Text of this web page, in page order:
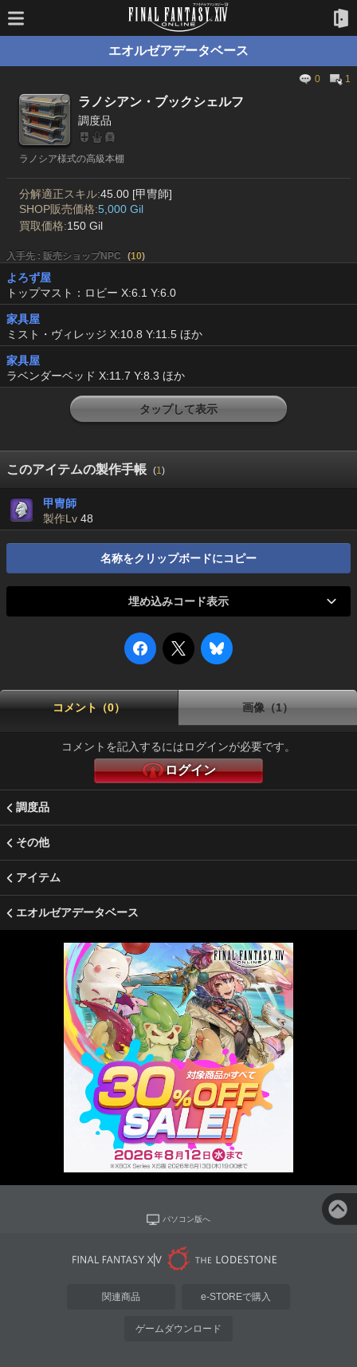
エオルゼアデータベース
0 1
ラノシアン・ブックシェルフ
調度品
ラノシア様式の高級本棚
分解適正スキル:45.00 [甲冑師]
SHOP販売価格:5,000 Gil
買取価格:150 Gil
入手先 : 販売ショップNPC (10)
よろず屋
トップマスト：ロビー X:6.1 Y:6.0
家具屋
ミスト・ヴィレッジ X:10.8 Y:11.5 ほか
家具屋
ラベンダーベッド X:11.7 Y:8.3 ほか
タップして表示
このアイテムの製作手帳 (1)
甲冑師
製作Lv 48
名称をクリップボードにコピー
埋め込みコード表示
コメント（0） 画像（1）
コメントを記入するにはログインが必要です。
ログイン
調度品
その他
アイテム
エオルゼアデータベース
パソコン版へ
関連商品 e-STOREで購入
ゲームダウンロード